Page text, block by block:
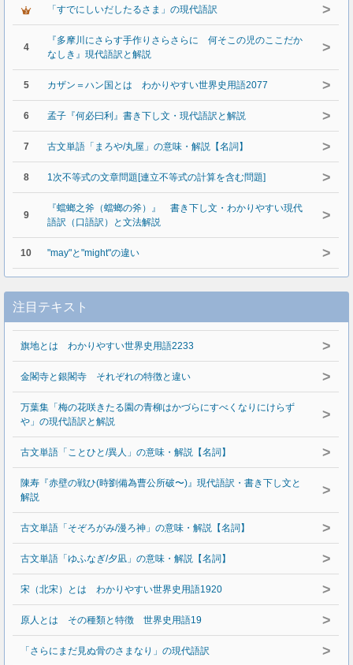
「すでにしいだしたるさま」の現代語訳 >
4
『多摩川にさらす手作りさらさらに 何そこの児のここだか
なしき』現代語訳と解説
>
5 カザン＝ハン国とは わかりやすい世界史用語2077 >
6 孟子『何必曰利』書き下し文・現代語訳と解説 >
7 古文単語「まろや/丸屋」の意味・解説【名詞】 >
8 1次不等式の文章問題[連立不等式の計算を含む問題] >
9
『蟷螂之斧（蟷螂の斧）』 書き下し文・わかりやすい現代
語訳（口語訳）と文法解説
>
10 "may"と"might"の違い >
注目テキスト
旗地とは わかりやすい世界史用語2233 >
金閣寺と銀閣寺 それぞれの特徴と違い >
万葉集「梅の花咲きたる園の青柳はかづらにすべくなりにけらず
や」の現代語訳と解説
>
古文単語「ことひと/異人」の意味・解説【名詞】 >
陳寿『赤壁の戦ひ(時劉備為曹公所破〜)』現代語訳・書き下し文と
解説
>
古文単語「そぞろがみ/漫ろ神」の意味・解説【名詞】 >
古文単語「ゆふなぎ/夕凪」の意味・解説【名詞】 >
宋（北宋）とは わかりやすい世界史用語1920 >
原人とは その種類と特徴 世界史用語19 >
「さらにまだ見ぬ骨のさまなり」の現代語訳 >